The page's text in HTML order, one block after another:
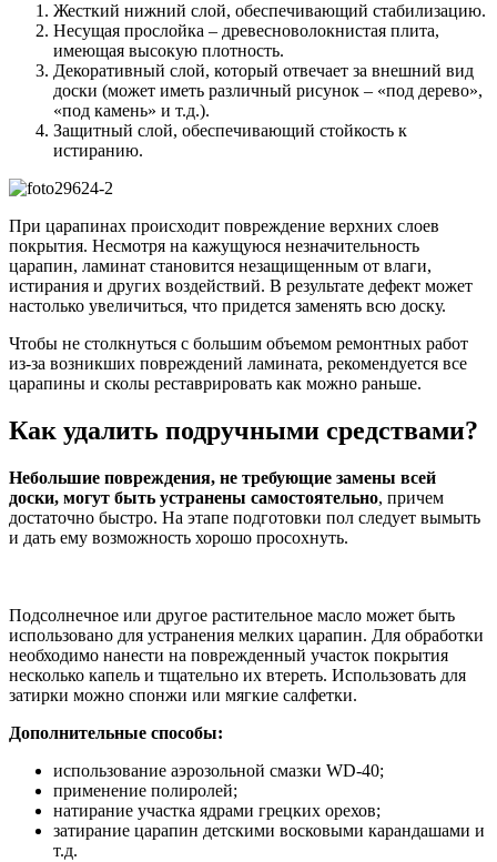
Жесткий нижний слой, обеспечивающий стабилизацию.
Несущая прослойка – древесноволокнистая плита,
имеющая высокую плотность.
Декоративный слой, который отвечает за внешний вид
доски (может иметь различный рисунок – «под дерево»,
«под камень» и т.д.).
Защитный слой, обеспечивающий стойкость к
истиранию.
При царапинах происходит повреждение верхних слоев
покрытия. Несмотря на кажущуюся незначительность
царапин, ламинат становится незащищенным от влаги,
истирания и других воздействий. В результате дефект может
настолько увеличиться, что придется заменять всю доску.
Чтобы не столкнуться с большим объемом ремонтных работ
из-за возникших повреждений ламината, рекомендуется все
царапины и сколы реставрировать как можно раньше.
Как удалить подручными средствами?
Небольшие повреждения, не требующие замены всей
доски, могут быть устранены самостоятельно, причем
достаточно быстро. На этапе подготовки пол следует вымыть
и дать ему возможность хорошо просохнуть.
Подсолнечное или другое растительное масло может быть
использовано для устранения мелких царапин. Для обработки
необходимо нанести на поврежденный участок покрытия
несколько капель и тщательно их втереть. Использовать для
затирки можно спонжи или мягкие салфетки.
Дополнительные способы:
использование аэрозольной смазки WD-40;
применение полиролей;
натирание участка ядрами грецких орехов;
затирание царапин детскими восковыми карандашами и
т.д.